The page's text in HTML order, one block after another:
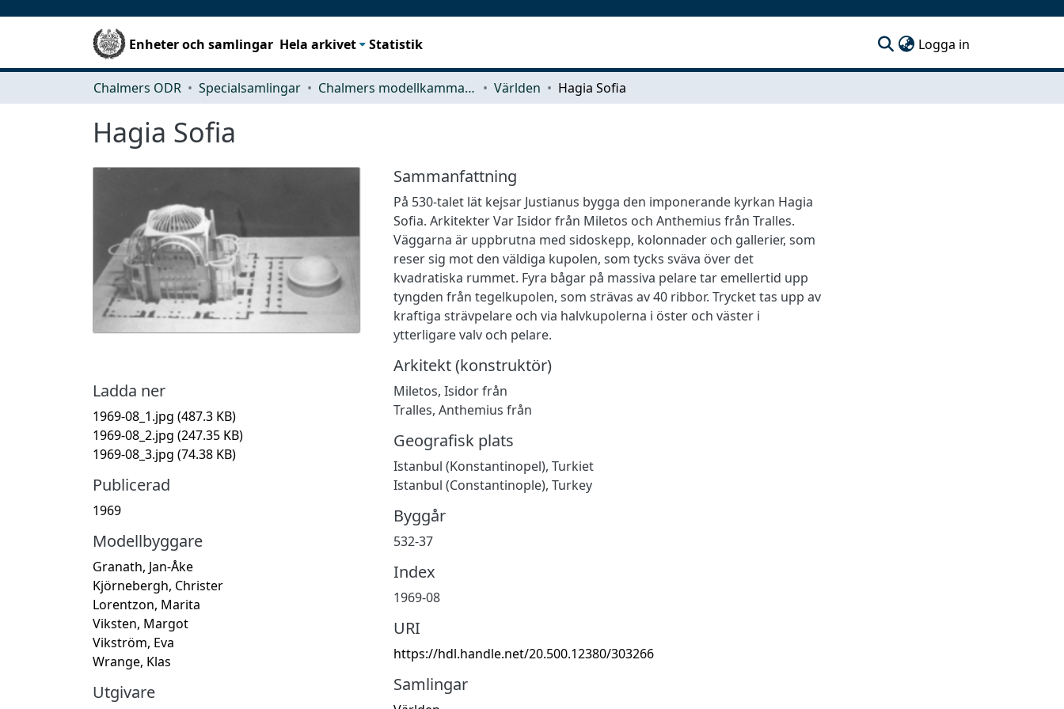
Enheter och samlingar Hela arkivet Statistik Logga in
Chalmers ODR Specialsamlingar Chalmers modellkammare Världen Hagia Sofia
Hagia Sofia
Ladda ner
1969-08_1.jpg (487.3 KB)
1969-08_2.jpg (247.35 KB)
1969-08_3.jpg (74.38 KB)
Publicerad
1969
Modellbyggare
Granath, Jan-Åke
Kjörnebergh, Christer
Lorentzon, Marita
Viksten, Margot
Vikström, Eva
Wrange, Klas
Utgivare
Sammanfattning
På 530-talet lät kejsar Justianus bygga den imponerande kyrkan Hagia
Sofia. Arkitekter Var Isidor från Miletos och Anthemius från Tralles.
Väggarna är uppbrutna med sidoskepp, kolonnader och gallerier, som
reser sig mot den väldiga kupolen, som tycks sväva över det
kvadratiska rummet. Fyra bågar på massiva pelare tar emellertid upp
tyngden från tegelkupolen, som strävas av 40 ribbor. Trycket tas upp av
kraftiga strävpelare och via halvkupolerna i öster och väster i
ytterligare valv och pelare.
Arkitekt (konstruktör)
Miletos, Isidor från
Tralles, Anthemius från
Geografisk plats
Istanbul (Konstantinopel), Turkiet
Istanbul (Constantinople), Turkey
Byggår
532-37
Index
1969-08
URI
https://hdl.handle.net/20.500.12380/303266
Samlingar